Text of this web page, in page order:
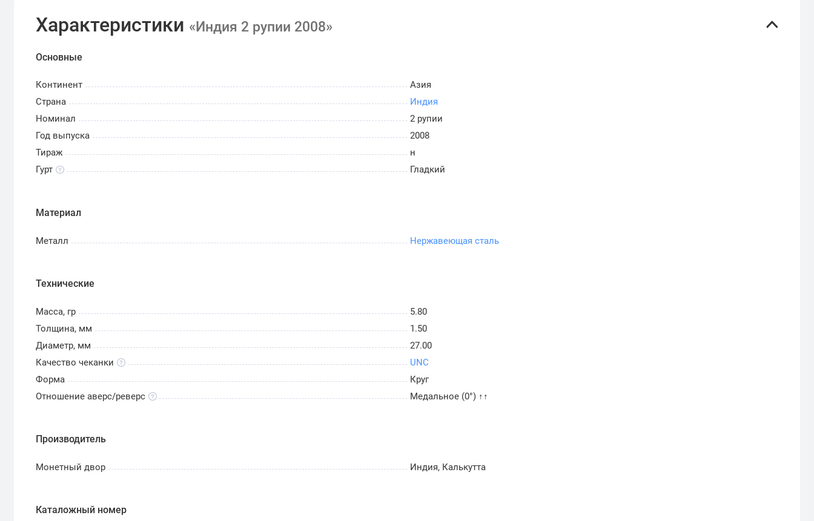
Характеристики «Индия 2 рупии 2008»
Основные
Континент
Азия
Страна
Индия
Номинал
2 рупии
Год выпуска
2008
Тираж
н
Гурт
Гладкий
Материал
Металл Нержавеющая сталь
Технические
Масса, гр
5.80
Толщина, мм
1.50
Диаметр, мм
27.00
Качество чеканки
UNC
Форма
Круг
Отношение аверс/реверс
Медальное (0°) ↑↑
Производитель
Монетный двор Индия, Калькутта
Каталожный номер